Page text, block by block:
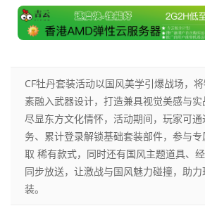
CF牡丹套装活动以国风美学引爆战场，
素融入武器设计，打造兼具视觉美感与实
尽显东方文化情怀，活动期间，玩家可
务、累计登录解锁基础套装部件，参与
取 稀有款式，同时还有国风主题道具、
同步放送，让激战与国风魅力碰撞，助
装。